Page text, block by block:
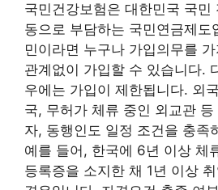
국민건강보험은 대한민국 국민
동으로 부담하는 국민연금제도
민이라면 누구나 가입의무를
관계없이 가입할 수 있습니다.
우에는 가입이 제한됩니다. 외
국, 무허가 체류 중인 외교관
자, 동행인도 일정 조건을 충족
예를 들어, 한국에 6년 이상 체
등록증을 소지한 채 1년 이상